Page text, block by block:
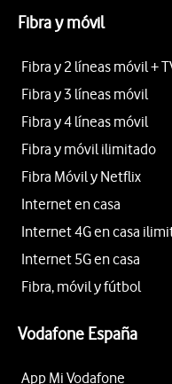
Fibra y móvil
Fibra y 2 líneas móvil +
Fibra y 3 líneas móvil
Fibra y 4 líneas móvil
Fibra y móvil ilimitado
Fibra Móvil y Netflix
Internet en casa
Internet 4G en casa
Internet 5G en casa
Fibra, móvil y fútbol
Vodafone España
App Mi Vodafone